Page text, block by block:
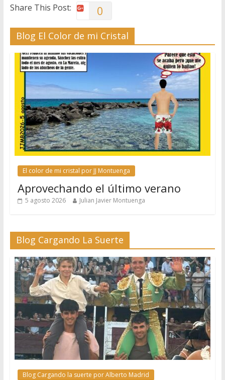
Share This Post: 0
Blog El Color de mi Cristal
El color de mi cristal por JJ Montuenga
Aprovechando el último verano
5 agosto 2026 Julian Javier Montuenga
Blog Cargando La Suerte
Blog Cargando la suerte por Alberto Madrid